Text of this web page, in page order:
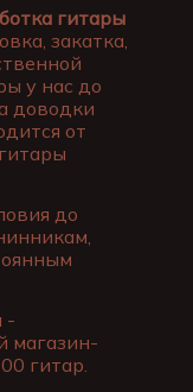
гитары
закатка,
у нас до
доводки
от
до
-
магазин-
гитар.